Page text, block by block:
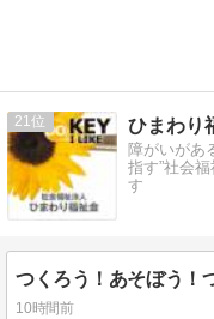
21 ひまわり
障がいがあ
指す”社会
す
10時間前